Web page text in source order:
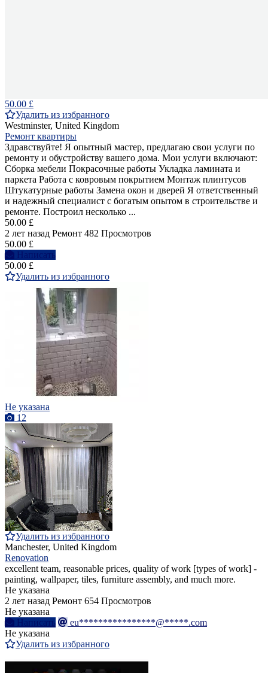
50.00 £
Удалить из избранного
Westminster, United Kingdom
Ремонт квартиры
Здравствуйте! Я опытный мастер, предлагаю свои услуги по
ремонту и обустройству вашего дома. Мои услуги включают:
Сборка мебели Покрасочные работы Укладка ламината и
паркета Работа с ковровым покрытием Монтаж плинтусов
Штукатурные работы Замена окон и дверей Я ответственный
и надежный специалист с богатым опытом в строительстве и
ремонте. Построил несколько ...
50.00 £
2 лет назад Ремонт 482 Просмотров
50.00 £
Написать
50.00 £
Удалить из избранного
Не указана
12
Удалить из избранного
Manchester, United Kingdom
Renovation
excellent team, reasonable prices, quality of work [types of work] -
painting, wallpaper, tiles, furniture assembly, and much more.
Не указана
2 лет назад Ремонт 654 Просмотров
Не указана
Написать
eu****************@*****.com
Не указана
Удалить из избранного